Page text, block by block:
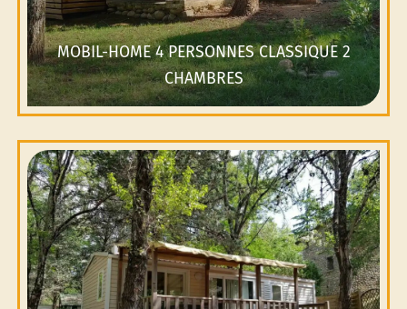
MOBIL-HOME 4 PERSONNES CLASSIQUE 2
CHAMBRES